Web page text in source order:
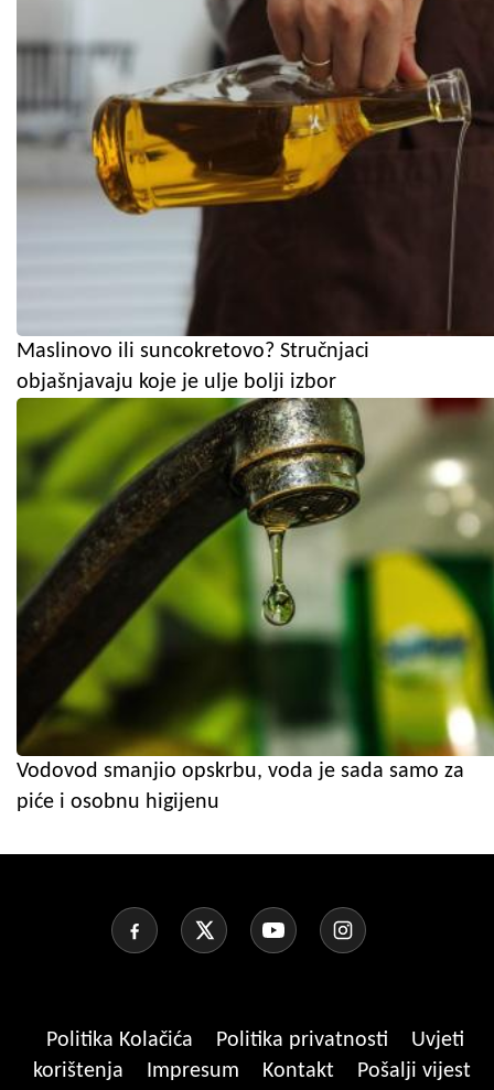
Maslinovo ili suncokretovo? Stručnjaci
objašnjavaju koje je ulje bolji izbor
Vodovod smanjio opskrbu, voda je sada samo za
piće i osobnu higijenu
Politika Kolačića Politika privatnosti
Uvjeti
korištenja
Impresum Kontakt
Pošalji vijest